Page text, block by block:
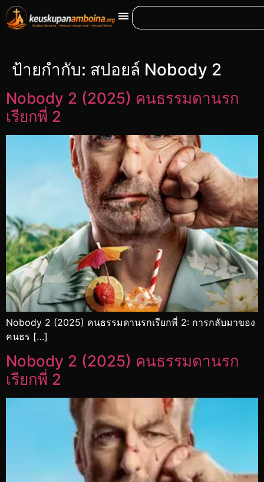
ป้ายกำกับ: สปอยล์ Nobody 2
Nobody 2 (2025) คนธรรมดานรก
เรียกพี่ 2
Nobody 2 (2025) คนธรรมดานรกเรียกพี่ 2: การกลับมาของ
คนธร […]
Nobody 2 (2025) คนธรรมดานรก
เรียกพี่ 2